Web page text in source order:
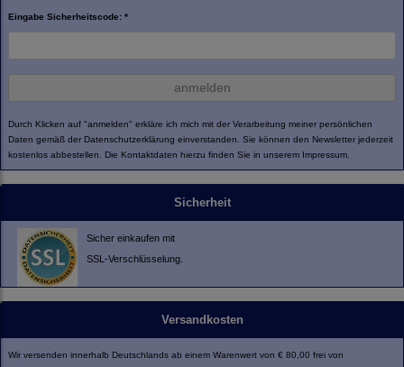
Eingabe Sicherheitscode: *
anmelden
Durch Klicken auf "anmelden" erkläre ich mich mit der Verarbeitung meiner persönlichen
Daten gemäß der Datenschutzerklärung einverstanden. Sie können den Newsletter jederzeit
kostenlos abbestellen. Die Kontaktdaten hierzu finden Sie in unserem Impressum.
Sicherheit
Sicher einkaufen mit
SSL-Verschlüsselung.
Versandkosten
Wir versenden innerhalb Deutschlands ab einem Warenwert von € 80,00 frei von